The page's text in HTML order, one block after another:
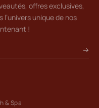
offres exclusives,
unique de nos
!
& Spa